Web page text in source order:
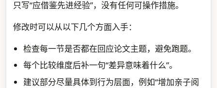
只写“应借鉴先进经验”，没有任何可操作措施。
修改时可以从以下几个方面入手：
检查每一节是否都在回应论文主题，避免跑题。
每个比较维度后补一句“差异意味着什么”。
建议部分尽量具体到行为层面，例如“增加亲子阅